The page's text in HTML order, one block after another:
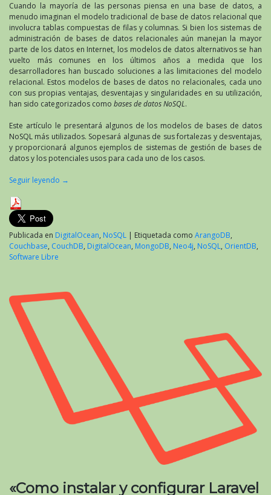
Cuando la mayoría de las personas piensa en una base de datos, a
menudo imaginan el modelo tradicional de base de datos relacional que
involucra tablas compuestas de filas y columnas. Si bien los sistemas de
administración de bases de datos relacionales aún manejan la mayor
parte de los datos en Internet, los modelos de datos alternativos se han
vuelto más comunes en los últimos años a medida que los
desarrolladores han buscado soluciones a las limitaciones del modelo
relacional. Estos modelos de bases de datos no relacionales, cada uno
con sus propias ventajas, desventajas y singularidades en su utilización,
han sido categorizados como bases de datos NoSQL.
Este artículo le presentará algunos de los modelos de bases de datos
NoSQL más utilizados. Sopesará algunas de sus fortalezas y desventajas,
y proporcionará algunos ejemplos de sistemas de gestión de bases de
datos y los potenciales usos para cada uno de los casos.
Seguir leyendo →
Publicada en DigitalOcean, NoSQL | Etiquetada como ArangoDB,
Couchbase, CouchDB, DigitalOcean, MongoDB, Neo4j, NoSQL, OrientDB,
Software Libre
«Como instalar y configurar Laravel